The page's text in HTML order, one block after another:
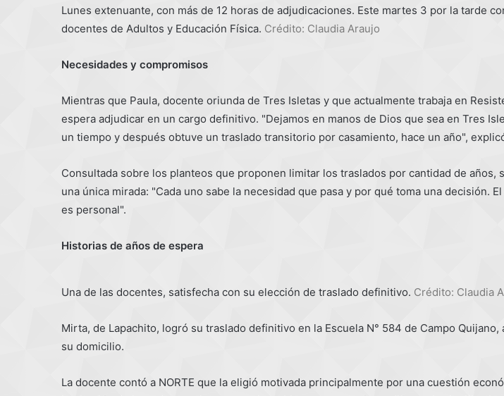
Lunes extenuante, con más de 12 horas de adjudicaciones. Este martes 3 por la tarde
docentes de Adultos y Educación Física. Crédito: Claudia Araujo
Necesidades y compromisos
Mientras que Paula, docente oriunda de Tres Isletas y que actualmente trabaja en
espera adjudicar en un cargo definitivo. "Dejamos en manos de Dios que sea en Tres
un tiempo y después obtuve un traslado transitorio por casamiento, hace un año",
Consultada sobre los planteos que proponen limitar los traslados por cantidad de años,
una única mirada: "Cada uno sabe la necesidad que pasa y por qué toma una decisión.
es personal".
Historias de años de espera
Una de las docentes, satisfecha con su elección de traslado definitivo. Crédito: Claudia
Mirta, de Lapachito, logró su traslado definitivo en la Escuela N° 584 de Campo
su domicilio.
La docente contó a NORTE que la eligió motivada principalmente por una cuestión